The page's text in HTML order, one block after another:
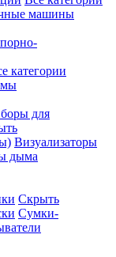
машины
категории
для
Визуализаторы
дыма
Скрыть
Сумки-